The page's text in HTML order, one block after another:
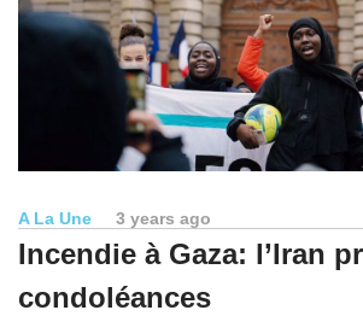
A La Une 3 years ago
Incendie à Gaza: l’Iran
condoléances